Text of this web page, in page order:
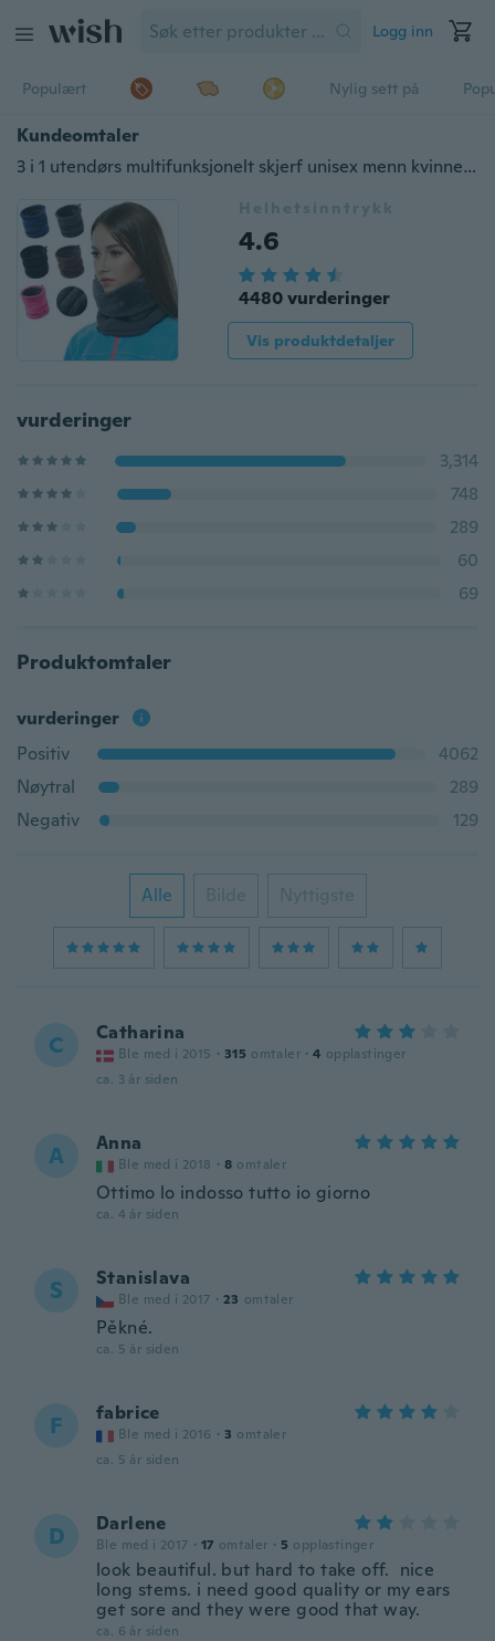
Logg inn
Populært Nylig sett på
Kundeomtaler
3 i 1 utendørs multifunksjonelt skjerf unisex menn kvinner termisk varm fleece snood skjerf hals varmere beanie ski balaclava hatt
Helhetsinntrykk
4.6
4480 vurderinger
Vis produktdetaljer
vurderinger
3,314
748
289
60
69
Produktomtaler
vurderinger
Positiv
4062
Nøytral
289
Negativ
129
Alle Bilde Nyttigste
C Catharina
Ble med i 2015 · 315 omtaler · 4 opplastinger
ca. 3 år siden
A Anna
Ble med i 2018 · 8 omtaler
Ottimo lo indosso tutto io giorno
ca. 4 år siden
S Stanislava
Ble med i 2017 · 23 omtaler
Pěkné.
ca. 5 år siden
F fabrice
Ble med i 2016 · 3 omtaler
ca. 5 år siden
D Darlene
Ble med i 2017 · 17 omtaler · 5 opplastinger
look beautiful. but hard to take off. nice
long stems. i need good quality or my ears
get sore and they were good that way.
ca. 6 år siden